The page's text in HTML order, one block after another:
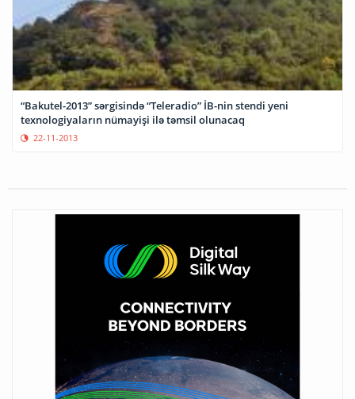
“Bakutel-2013” sərgisində “Teleradio” İB-nin stendi yeni
texnologiyaların nümayişi ilə təmsil olunacaq
22-11-2013